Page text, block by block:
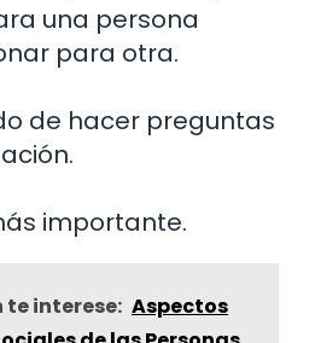
una persona
para otra.
de hacer preguntas
importante.
te interese: Aspectos